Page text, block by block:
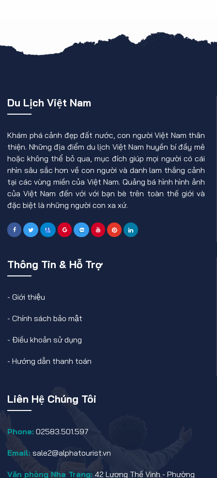
Du Lịch Việt Nam
Khám phá cảnh đẹp đất nước, con người Việt Nam thân
thiện. Những địa điểm du lịch Việt Nam huyền bí đầy mê
hoặc không thể bỏ qua, mục đích giúp mọi người có cái
nhìn sâu sắc hơn về con người và danh lam thắng cảnh
tại các vùng miền của Việt Nam. Quảng bá hình hình ảnh
của Việt Nam đến với với bạn bè trên toàn thế giới và
đặc biệt là những người con xa xứ.
Thông Tin & Hỗ Trợ
- Giới thiệu
- Chính sách bảo mật
- Điều khoản sử dụng
- Hướng dẫn thanh toán
Liên Hệ Chúng Tôi
Phone: 02583.501.597
Email: sale2@alphatourist.vn
Văn phòng Nha Trang:42 Lương Thế Vinh - Phường